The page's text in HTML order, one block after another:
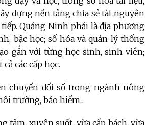
dựng nền tảng chia sẻ tài nguyên
Quảng Ninh phải là địa phương
bậc học; số hóa và quản lý thống
gắn với từng học sinh, sinh viên;
các cấp học.
chuyển đổi số trong ngành nông
trường, bảo hiểm...
tâm, xuyên suốt, vừa cấp bách, vừa